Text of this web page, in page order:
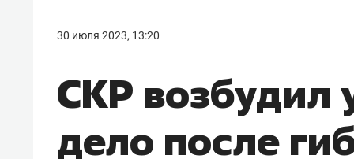
30 июля 2023, 13:20
СКР возбудил
дело после
правил, бизнес может
потерять минимум